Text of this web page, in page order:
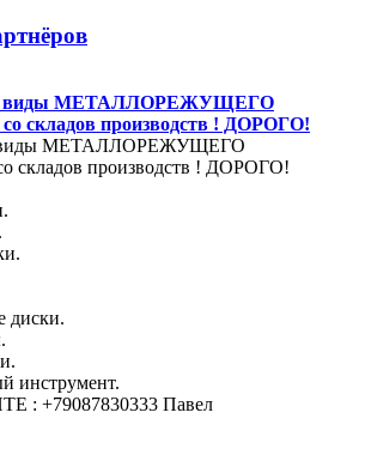
виды МЕТАЛЛОРЕЖУЩЕГО
производств ! ДОРОГО!
МЕТАЛЛОРЕЖУЩЕГО
производств ! ДОРОГО!
диски.
инструмент.
: +79087830333 Павел